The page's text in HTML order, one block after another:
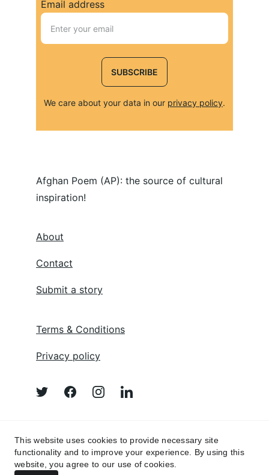
About
Contact
Submit a story
Afghan Poem (AP): the source of cultural
inspiration!
Terms & Conditions
Privacy policy
Email address
SUBSCRIBE
We care about your data in our privacy policy.
This website uses cookies to provide necessary site
functionality and to improve your experience. By using this
website, you agree to our use of cookies.